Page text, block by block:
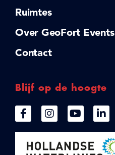
Ruimtes
Over GeoFort Events
Contact
Blijf op de hoogte